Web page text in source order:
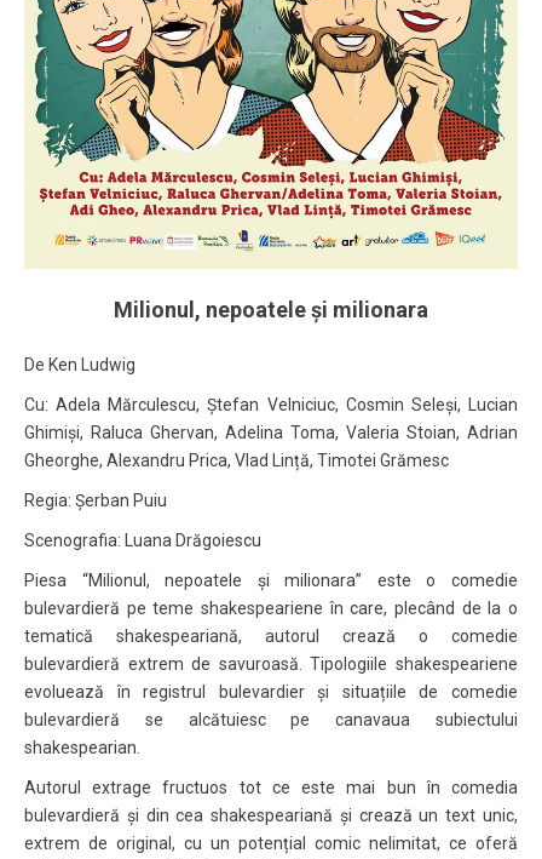
Milionul, nepoatele și milionara
De Ken Ludwig
Cu: Adela Mărculescu, Ștefan Velniciuc, Cosmin Seleși, Lucian
Ghimiși, Raluca Ghervan, Adelina Toma, Valeria Stoian, Adrian
Gheorghe, Alexandru Prica, Vlad Lință, Timotei Grămesc
Regia: Șerban Puiu
Scenografia: Luana Drăgoiescu
Piesa “Milionul, nepoatele și milionara” este o comedie
bulevardieră pe teme shakespeariene în care, plecând de la o
tematică shakespeariană, autorul crează o comedie
bulevardieră extrem de savuroasă. Tipologiile shakespeariene
evoluează în registrul bulevardier și situațiile de comedie
bulevardieră se alcătuiesc pe canavaua subiectului
shakespearian.
Autorul extrage fructuos tot ce este mai bun în comedia
bulevardieră și din cea shakespeariană și crează un text unic,
extrem de original, cu un potențial comic nelimitat, ce oferă